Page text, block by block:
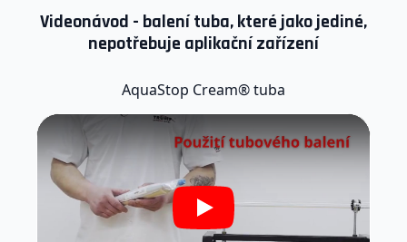
Videonávod - balení tuba, které jako jediné,
nepotřebuje aplikační zařízení
AquaStop Cream® tuba
Play